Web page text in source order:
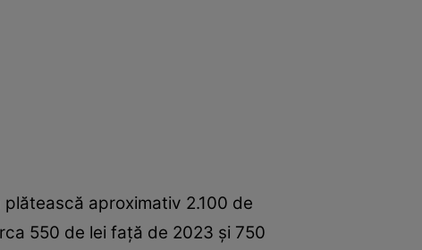
aproximativ 2.100 de
550 de lei față de 2023 și 750